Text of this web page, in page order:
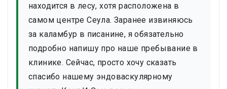
находится в лесу, хотя расположена в
самом центре Сеула. Заранее извиняюсь
за каламбур в писанине, я обязательно
подробно напишу про наше пребывание в
клинике. Сейчас, просто хочу сказать
спасибо нашему эндоваскулярному